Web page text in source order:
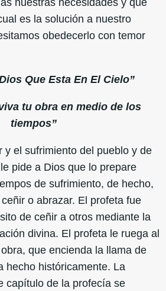
es la solución a nuestro
obedecerlo con temor
Que Esta En El Cielo”
tu obra en medio de los
tiempos”
y el sufrimiento del pueblo y de
pide a Dios que lo prepare
de sufrimiento, de hecho,
o abrazar. El profeta fue
de ceñir a otros mediante la
divina. El profeta le ruega al
que encienda la llama de
hecho históricamente. La
capítulo de la profecía se